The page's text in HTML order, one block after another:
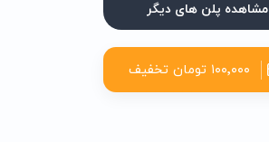
مشاهده پلن های دیگر
۱۰۰٬۰۰۰ تومان تخفیف